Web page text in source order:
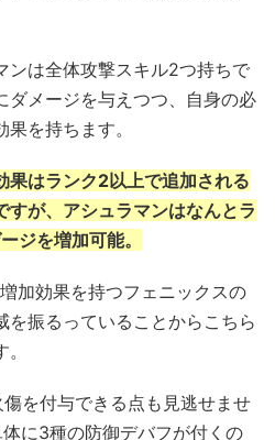
ンは全体攻撃スキル2つ持ちで
ダメージを与えつつ、自身の必
を持ちます。
果はランク2以上で追加される
すが、アシュラマンはなんとラ
ジを増加可能。
加効果を持つフェニックスの
を振るっていることからこちら
を付与できる点も見逃せませ
に3種の防御デバフが付くの